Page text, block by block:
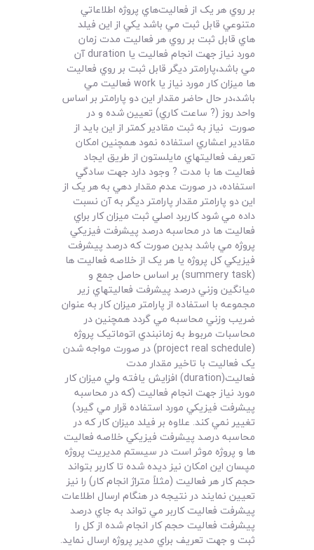
بر روي هر يک از فعاليت‌هاي پروژه اطلاعاتي
متنوعي قابل ثبت مي باشد يکي از اين فيلد
هاي قابل ثبت بر روي هر فعاليت مدت زمان
مورد نياز جهت انجام فعاليت يا duration آن
مي باشد،پارامتر ديگر قابل ثبت بر روي فعاليت
ها ميزان کار مورد نياز يا work فعاليت مي
باشد،در حال حاضر مقدار اين دو پارامتر بر اساس
واحد روز (? ساعت کاري) تعيين شده و در
صورت نياز به ثبت مقادير کمتر از اين بايد از
مقادير اعشاري استفاده نمود همچنين امکان
تعريف فعاليتهاي مايلستون از طريق ايجاد
فعاليت ها با مدت ? وجود دارد جهت سادگي
استفاده، در صورت عدم مقدار دهي به هر يک از
اين دو پارامتر مقدار پارامتر ديگر به آن نسبت
داده مي شود کاربرد اصلي ثبت ميزان کار براي
فعاليت ها در محاسبه درصد پيشرفت فيزيکي
پروژه مي باشد بدين صورت که درصد پيشرفت
فيزيکي کل پروژه يا هر يک از خلاصه فعاليت ها
(summery task) بر اساس حاصل جمع و
ميانگين وزني درصد پيشرفت فعاليتهاي زير
مجموعه با استفاده از پارامتر ميزان کار به عنوان
ضريب وزني محاسبه مي گردد همچنين در
محاسبات مربوط به زمانبندي اتوماتيک پروژه
(project real schedule) در صورت مواجه شدن
يک فعاليت با تاخير مقدار مدت
فعاليت(duration) افزايش يافته ولي ميزان کار
مورد نياز جهت انجام فعاليت (که در محاسبه
پيشرفت فيزيکي مورد استفاده قرار مي گيرد)
تغيير نمي کند. علاوه بر فيلد ميزان کار که در
محاسبه درصد پيشرفت فيزيکي خلاصه فعاليت
ها و پروژه موثر است در سيستم مديريت پروژه
مپسان اين امکان نيز ديده شده تا کاربر بتواند
حجم کار هر فعاليت (مثلاً متراژ انجام کار) را نيز
تعيين نمايند در نتيجه در هنگام ارسال اطلاعات
پيشرفت فعاليت کاربر مي تواند به جاي درصد
پيشرفت فعاليت حجم کار انجام شده از کل را
ثبت و جهت تعريف براي مدير پروژه ارسال نمايد.